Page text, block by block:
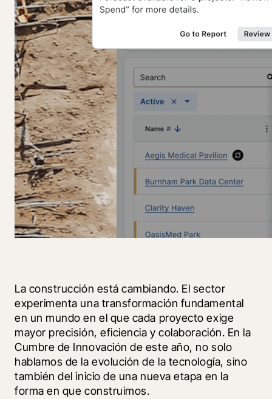
La construcción está cambiando. El sector
experimenta una transformación fundamental
en un mundo en el que cada proyecto exige
mayor precisión, eficiencia y colaboración. En la
Cumbre de Innovación de este año, no solo
hablamos de la evolución de la tecnología, sino
también del inicio de una nueva etapa en la
forma en que construimos.